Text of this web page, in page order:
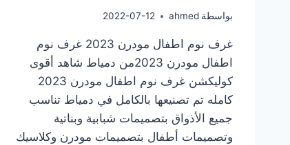
بواسطة ahmed
2022-07-12
غرف نوم اطفال مودرن 2023 غرف نوم
اطفال مودرن 2023من دمياط شاهد أقوى
كوليكشن غرف نوم اطفال مودرن 2023
كامله تم تصنيعها بالكامل في دمياط تناسب
جميع الأذواق بتصميمات شبابية وبناتية
وتصميمات أطفال بتصميمات مودرن وكلاسيك